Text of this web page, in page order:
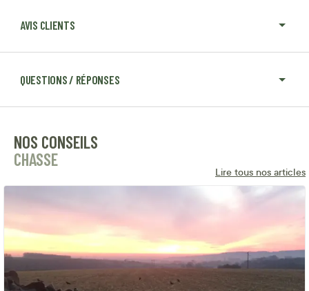
AVIS CLIENTS
QUESTIONS / RÉPONSES
NOS CONSEILS
CHASSE
Lire tous nos articles